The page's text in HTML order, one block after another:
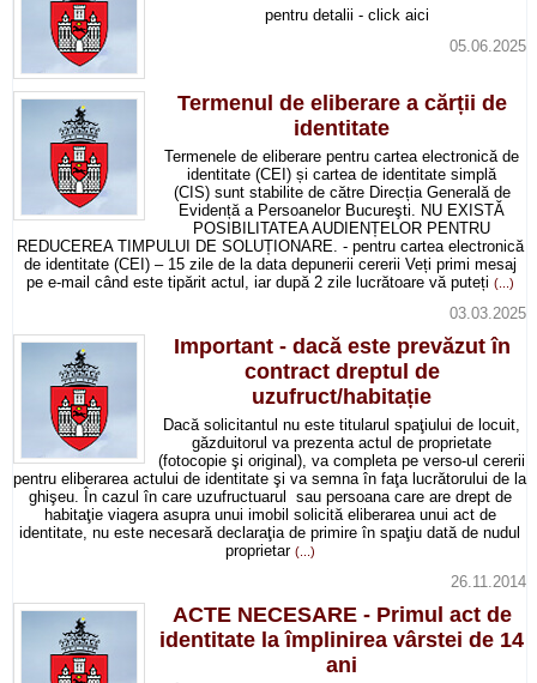
pentru detalii - click aici
05.06.2025
Termenul de eliberare a cărții de
identitate
Termenele de eliberare pentru cartea electronică de
identitate (CEI) și cartea de identitate simplă
(CIS) sunt stabilite de către Direcția Generală de
Evidență a Persoanelor Bucureşti. NU EXISTĂ
POSIBILITATEA AUDIENȚELOR PENTRU
REDUCEREA TIMPULUI DE SOLUȚIONARE. - pentru cartea electronică
de identitate (CEI) – 15 zile de la data depunerii cererii Veți primi mesaj
pe e-mail când este tipărit actul, iar după 2 zile lucrătoare vă puteți (...)
03.03.2025
Important - dacă este prevăzut în
contract dreptul de
uzufruct/habitație
Dacă solicitantul nu este titularul spaţiului de locuit,
găzduitorul va prezenta actul de proprietate
(fotocopie şi original), va completa pe verso-ul cererii
pentru eliberarea actului de identitate şi va semna în faţa lucrătorului de la
ghişeu. În cazul în care uzufructuarul sau persoana care are drept de
habitaţie viagera asupra unui imobil solicită eliberarea unui act de
identitate, nu este necesară declaraţia de primire în spaţiu dată de nudul
proprietar (...)
26.11.2014
ACTE NECESARE - Primul act de
identitate la împlinirea vârstei de 14
ani